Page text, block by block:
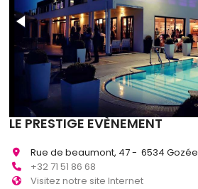
LE PRESTIGE EVÈNEMENT
Rue de beaumont, 47 - 6534 Gozée
+32 71 51 86 68
Visitez notre site Internet